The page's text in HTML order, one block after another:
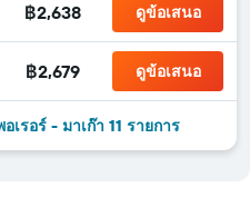
฿2,638 ดูข้อเสนอ
฿2,679 ดูข้อเสนอ
เรอร์ - มาเก๊า 11 รายการ